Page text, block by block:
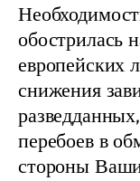
обострилась
европейских
снижения
перебоев в
стороны